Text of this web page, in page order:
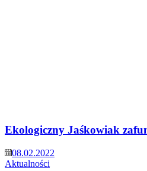
Ekologiczny Jaśkowiak
08.02.2022
Aktualności